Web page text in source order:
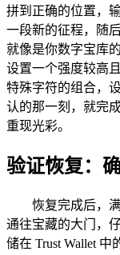
拼到正确的位置，
一段新的征程，随
就像是你数字宝库
设置一个强度较高
特殊字符的组合，
认的那一刻，就完
重现光彩。
验证恢复：
恢复完成后，
通往宝藏的大门，
储在 Trust Wallet